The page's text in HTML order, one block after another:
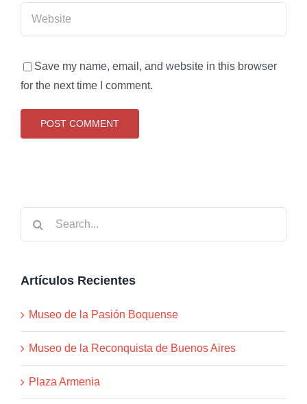
Save my name, email, and website in this browser
for the next time I comment.
Artículos Recientes
Museo de la Pasión Boquense
Museo de la Reconquista de Buenos Aires
Plaza Armenia